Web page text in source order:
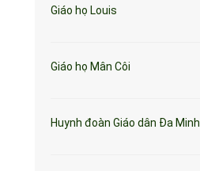
Giáo họ Louis
Giáo họ Mân Côi
Huynh đoàn Giáo dân Đa Minh